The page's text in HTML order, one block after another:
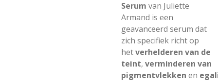
Serum van Juliette
Armand is een
geavanceerd serum dat
zich specifiek richt op
hetverhelderen van de
teint, verminderen van
pigmentvlekken en